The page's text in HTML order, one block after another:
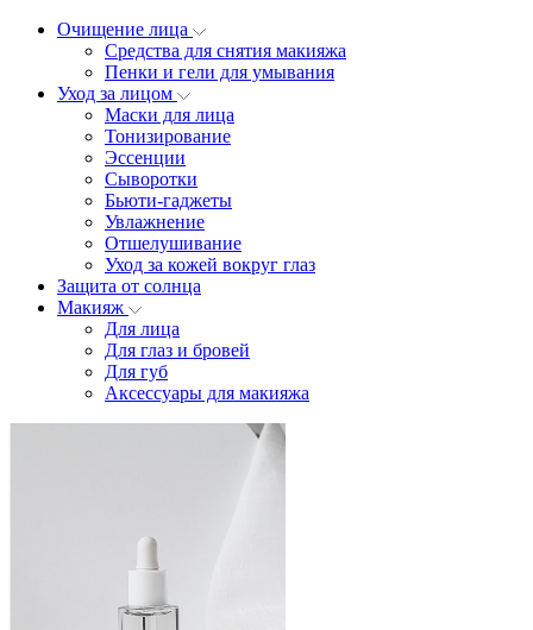
Очищение лица
Средства для снятия макияжа
Пенки и гели для умывания
Уход за лицом
Маски для лица
Тонизирование
Эссенции
Сыворотки
Бьюти-гаджеты
Увлажнение
Отшелушивание
Уход за кожей вокруг глаз
Защита от солнца
Макияж
Для лица
Для глаз и бровей
Для губ
Аксессуары для макияжа